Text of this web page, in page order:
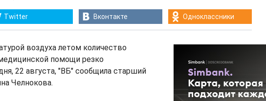
Twitter Вконтакте Одноклассники
воздуха летом количество
помощи резко
22 августа, "ВБ" сообщила старший
Челнокова.